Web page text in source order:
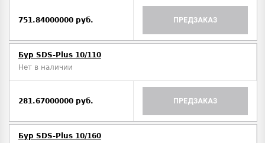
751.84000000 руб. ПРЕДЗАКАЗ
Бур SDS-Plus 10/110
Нет в наличии
281.67000000 руб. ПРЕДЗАКАЗ
Бур SDS-Plus 10/160